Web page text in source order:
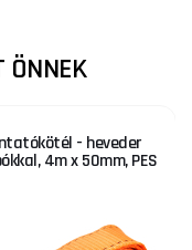
ÖNNEK
- heveder
4m x 50mm, PES